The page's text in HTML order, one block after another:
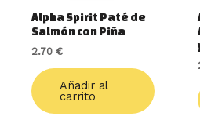
Alpha Spirit Paté de
Salmón con Piña
2.70 €
Añadir al
carrito